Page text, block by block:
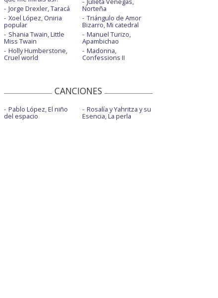
Jorge Drexler, Taracá
Xoel López, Oniria
popular
Shania Twain, Little
Miss Twain
Holly Humberstone,
Cruel world
Norteña
Triángulo de Amor
Bizarro, Mi catedral
Manuel Turizo,
Apambichao
Madonna,
Confessions II
CANCIONES
Pablo López, El niño
del espacio
Rosalía y Yahritza y su
Esencia, La perla